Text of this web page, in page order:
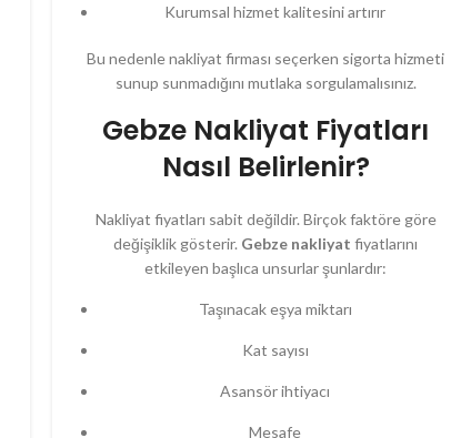
Kurumsal hizmet kalitesini artırır
Bu nedenle nakliyat firması seçerken sigorta hizmeti
sunup sunmadığını mutlaka sorgulamalısınız.
Gebze Nakliyat Fiyatları
Nasıl Belirlenir?
Nakliyat fiyatları sabit değildir. Birçok faktöre göre
değişiklik gösterir. Gebze nakliyat fiyatlarını
etkileyen başlıca unsurlar şunlardır:
Taşınacak eşya miktarı
Kat sayısı
Asansör ihtiyacı
Mesafe